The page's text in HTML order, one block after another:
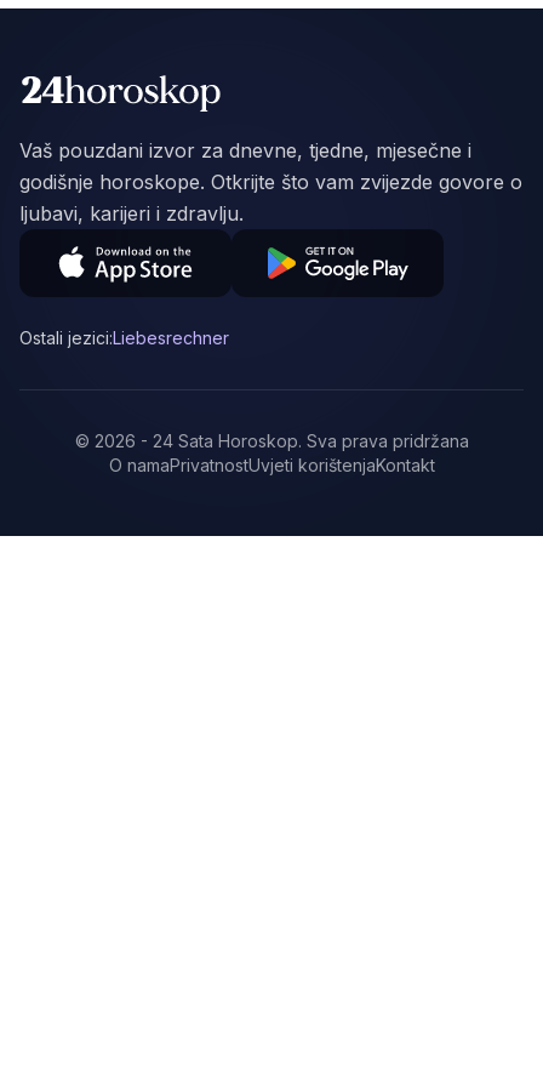
Vaš pouzdani izvor za dnevne, tjedne, mjesečne i
godišnje horoskope. Otkrijte što vam zvijezde govore o
ljubavi, karijeri i zdravlju.
Ostali jezici:Liebesrechner
© 2026 - 24 Sata Horoskop. Sva prava pridržana
O namaPrivatnostUvjeti korištenjaKontakt